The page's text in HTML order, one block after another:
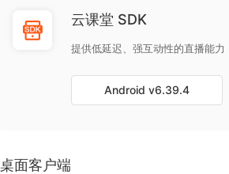
云课堂 SDK
提供低延迟、强互动性的直播能
Android v6.39.4
桌面客户端